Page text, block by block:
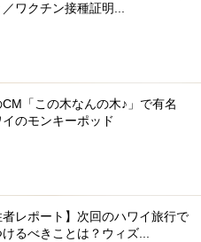
ワクチン接種証明...
CM「この木なんの木♪」で有名
イのモンキーポッド
者レポート】次回のハワイ旅行で
るべきことは？ウィズ...